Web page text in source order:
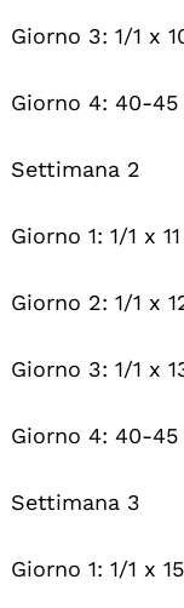
Giorno 3: 1/1 x
Giorno 4: 40-
Settimana 2
Giorno 1: 1/1 x 11
Giorno 2: 1/1 x
Giorno 3: 1/1 x
Giorno 4: 40-
Settimana 3
Giorno 1: 1/1 x 15